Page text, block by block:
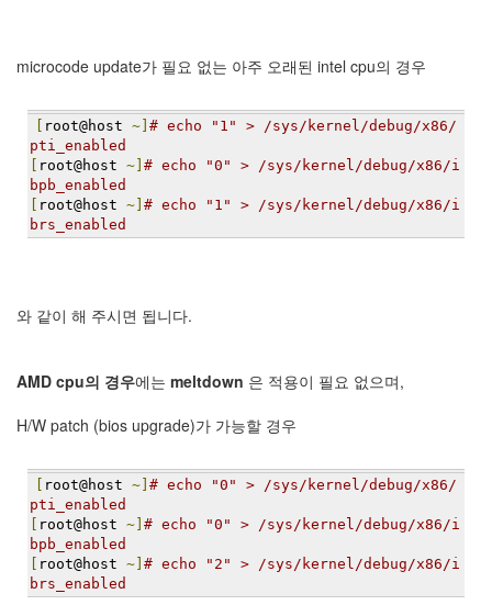
microcode update가 필요 없는 아주 오래된 intel cpu의 경우
root@host ~] # echo "1" > /sys/kernel/debug/x86/
pti_enabled
root@host ~] # echo "0" > /sys/kernel/debug/x86/i
bpb_enabled
root@host ~] # echo "1" > /sys/kernel/debug/x86/i
brs_enabled
와 같이 해 주시면 됩니다.
AMD cpu의 경우에는 meltdown 은 적용이 필요 없으며,
H/W patch (bios upgrade)가 가능할 경우
root@host ~] # echo "0" > /sys/kernel/debug/x86/
pti_enabled
root@host ~] # echo "0" > /sys/kernel/debug/x86/i
bpb_enabled
root@host ~] # echo "2" > /sys/kernel/debug/x86/i
brs_enabled
Scuba
Diving
품
리
뷰
Daweikala
Li-
3800...
by
김
균
Daweikala